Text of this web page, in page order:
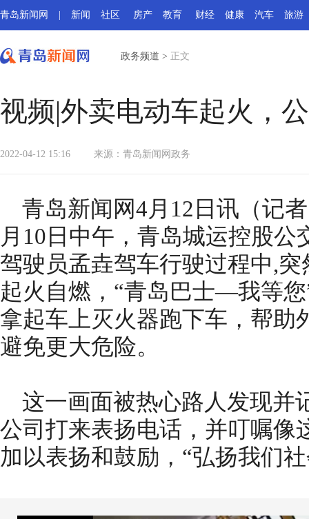
青岛新闻网 新闻 社区 房产 教育 财经 健康 汽车 旅游
政务频道 > 正文
视频|外卖电动车起火，
2022-04-12 15:16 来源： 青岛新闻网政务
青岛新闻网4月12日讯（记
月10日中午，青岛城运控股公
驾驶员孟垚驾车行驶过程中,
起火自燃，“青岛巴士—我等
拿起车上灭火器跑下车，帮助
避免更大危险。
这一画面被热心路人发现并
公司打来表扬电话，并叮嘱像
加以表扬和鼓励，“弘扬我们